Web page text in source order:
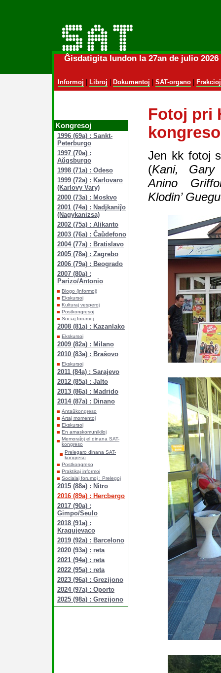
Ĝisdatigita lundon la 27an de julio
Informoj Libroj Dokumentoj SAT-organo| Frakcioj
Kongresoj
1996 (69a) : Sankt-
Peterburgo
1997 (70a) :
Aŭgsburgo
1998 (71a) : Odeso
1999 (72a) : Karlovaro
(Karlovy Vary)
2000 (73a) : Moskvo
2001 (74a) : Nadjkaniĵo
(Nagykanizsa)
2002 (75a) : Alikanto
2003 (76a) : Ĉaŭdefono
2004 (77a) : Bratislavo
2005 (78a) : Zagrebo
2006 (79a) : Beogrado
2007 (80a) :
Parizo/Antonio
Blogo (informoj)
Ekskursoj
Kulturaj vesperoj
Postkongresoj
Sociaj forumoj
2008 (81a) : Kazanlako
Ekskursoj
2009 (82a) : Milano
2010 (83a) : Braŝovo
Ekskursoj
2011 (84a) : Sarajevo
2012 (85a) : Jalto
2013 (86a) : Madrido
2014 (87a) : Dinano
Antaŭkongreso
Artaj momentoj
Ekskursoj
En amaskomunikiloj
Memoraĵoj el dinana SAT-
kongreso
Prelegaro dinana SAT-
kongreso
Postkongreso
Praktikaj informoj
Socialaj forumoj : Prelegoj
2015 (88a) : Nitro
2016 (89a) : Hercbergo
2017 (90a) :
Gimpo/Seulo
2018 (91a) :
Kragujevaco
2019 (92a) : Barcelono
2020 (93a) : reta
2021 (94a) : reta
2022 (95a) : reta
2023 (96a) : Grezijono
2024 (97a) : Oporto
2025 (98a) : Grezijono
Fotoj pri
kongreso
Jen kk fotoj
(Kani,
Anino
Klodin’